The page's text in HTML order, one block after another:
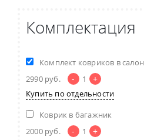
Комплектация
Комплект ковриков в салон
2990 руб. - 1 +
Купить по отдельности
Коврик в багажник
2000 руб. - 1 +